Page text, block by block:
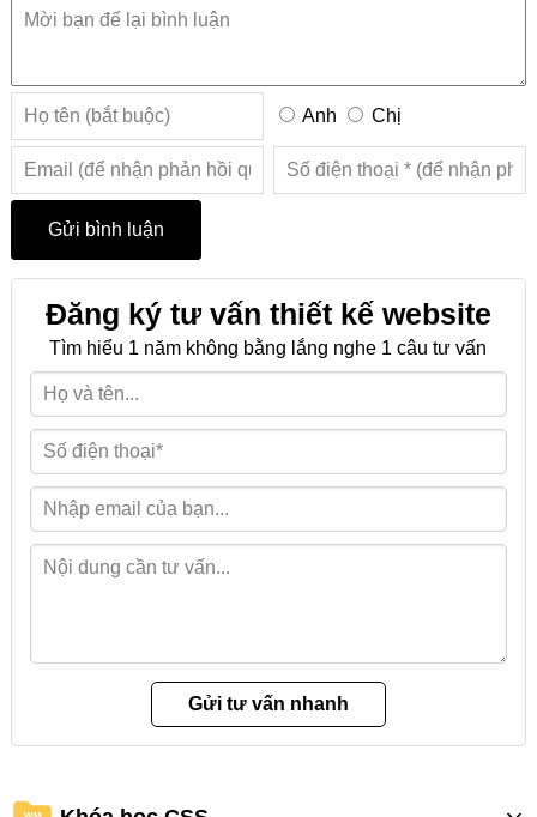
Anh Chị
Đăng ký tư vấn thiết kế website
Tìm hiểu 1 năm không bằng lắng nghe 1 câu tư vấn